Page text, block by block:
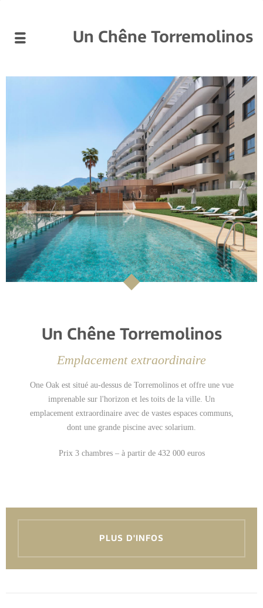
Un Chêne Torremolinos
Un Chêne Torremolinos
Emplacement extraordinaire
One Oak est situé au-dessus de Torremolinos et offre une vue
imprenable sur l'horizon et les toits de la ville. Un
emplacement extraordinaire avec de vastes espaces communs,
dont une grande piscine avec solarium.
Prix 3 chambres – à partir de 432 000 euros
PLUS D'INFOS